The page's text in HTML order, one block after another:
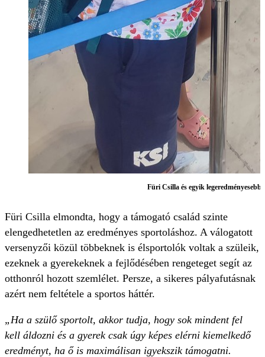
Füri Csilla és egyik
Füri Csilla elmondta, hogy a támogató család szinte
elengedhetetlen az eredményes sportoláshoz. A válogatott
versenyzői közül többeknek is élsportolók voltak a szüleik,
ezeknek a gyerekeknek a fejlődésében rengeteget segít az
otthonról hozott szemlélet. Persze, a sikeres pályafutásnak
azért nem feltétele a sportos háttér.
„Ha a szülő sportolt, akkor tudja, hogy sok mindent fel
kell áldozni és a gyerek csak úgy képes elérni kiemelkedő
eredményt, ha ő is maximálisan igyekszik támogatni.